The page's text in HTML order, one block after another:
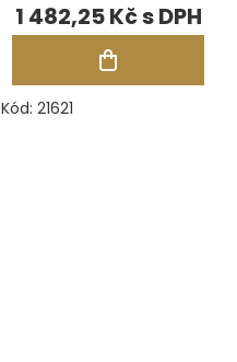
150 mm PP
1 482,25 Kč
Kód: 21621